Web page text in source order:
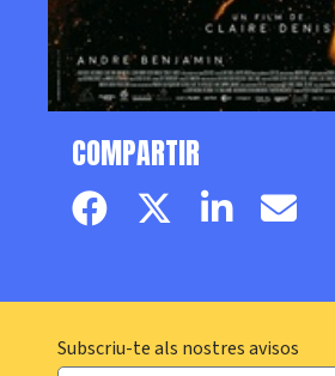
COMPARTIR
Facebook pageTwitter page
LinkedinEmail
Subscriu-te als nostres avisos